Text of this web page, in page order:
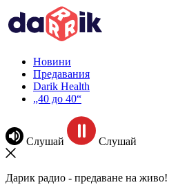
Новини
Предавания
Darik Health
„40 до 40“
Слушай Слушай
Дарик радио - предаване на живо!